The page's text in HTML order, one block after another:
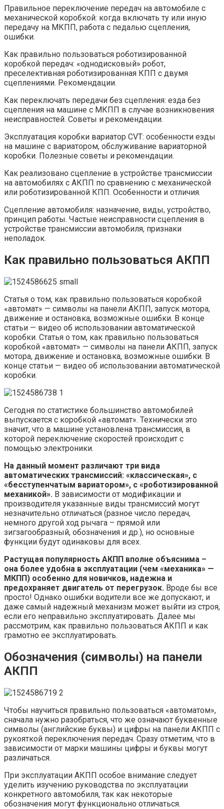
Правильное переключение передач на автомобиле с
механической коробкой: когда включать ту или иную
передачу на МКПП, работа с педалью сцепления,
ошибки.
Как правильно пользоваться роботизированной
коробкой передач: «однодисковый» робот,
преселективная роботизированная КПП с двумя
сцеплениями. Рекомендации.
Как переключать передачи без сцепления: езда без
сцепления на машине с МКПП в случае возникновения
неисправностей. Советы и рекомендации.
Эксплуатация коробки вариатор CVT: особенности езды
на машине с вариатором, обслуживание вариаторной
коробки. Полезные советы и рекомендации.
Как реализовано сцепление в устройстве трансмиссии
на автомобилях с АКПП по сравнению с механической
или роботизированной КПП. Особенности и отличия.
Сцепление автомобиля: назначение, виды, устройство,
принцип работы. Частые неисправности сцепления в
устройстве трансмиссии автомобиля, признаки
неполадок.
Как правильно пользоваться АКПП
Статья о том, как правильно пользоваться коробкой
«автомат» — символы на панели АКПП, запуск мотора,
движение и остановка, возможные ошибки. В конце
статьи — видео об использовании автоматической
коробки. Статья о том, как правильно пользоваться
коробкой «автомат» — символы на панели АКПП, запуск
мотора, движение и остановка, возможные ошибки. В
конце статьи — видео об использовании автоматической
коробки.
Сегодня по статистике большинство автомобилей
выпускается с коробкой «автомат». Технически это
значит, что в машине установлена трансмиссия, в
которой переключение скоростей происходит с
помощью электроники.
На данный момент различают три вида
автоматических трансмиссий: «классическая», с
«бесступенчатым вариатором», с «роботизированной
механикой». В зависимости от модификации и
производителя указанные виды трансмиссий могут
незначительно отличаться (разное число передач,
немного другой ход рычага – прямой или
зигзагообразный, обозначения и др.), но основные
функции будут одинаковы для всех.
Растущая популярность АКПП вполне объяснима –
она более удобна в эксплуатации (чем «механика» —
МКПП) особенно для новичков, надежна и
предохраняет двигатель от перегрузок. Вроде бы все
просто! Однако ошибки водители все же допускают, и
даже самый надежный механизм может выйти из строя,
если его неправильно эксплуатировать. Далее мы
рассмотрим, как правильно пользоваться АКПП и как
грамотно ее эксплуатировать.
Обозначения (символы) на панели
АКПП
Чтобы научиться правильно пользоваться «автоматом»,
сначала нужно разобраться, что же означают буквенные
символы (английские буквы) и цифры на панели АКПП с
рукояткой переключения передач. Сразу отметим, что в
зависимости от марки машины цифры и буквы могут
различаться.
При эксплуатации АКПП особое внимание следует
уделить изучению руководства по эксплуатации
конкретного автомобиля, так как некоторые
обозначения могут функционально отличаться.